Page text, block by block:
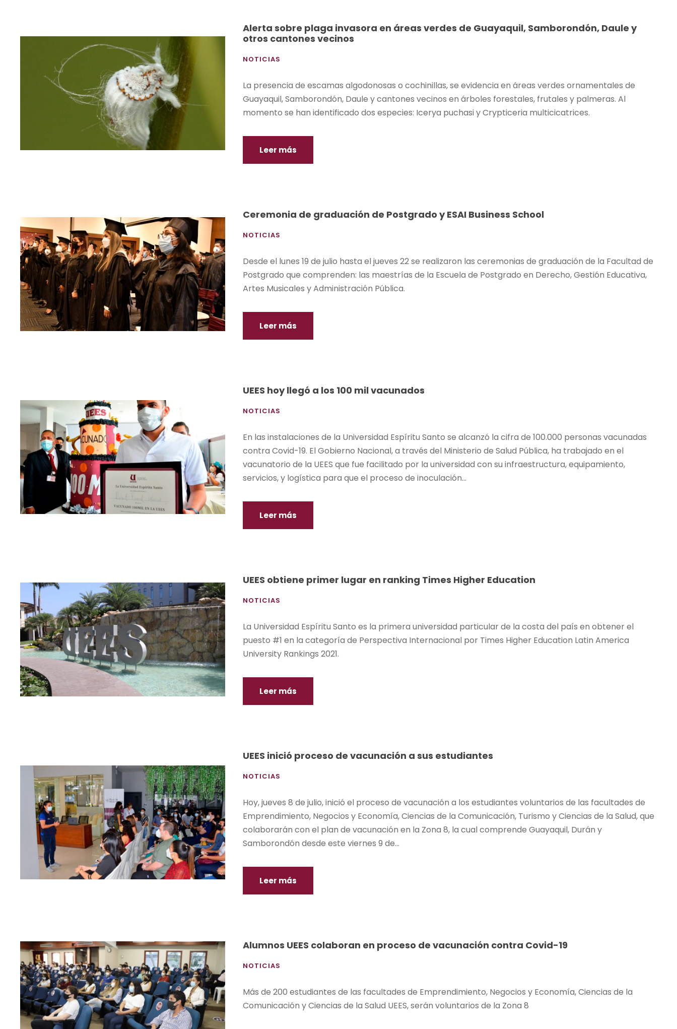
Alerta sobre plaga invasora en áreas verdes de Guayaquil, Samborondón, Daule y
otros cantones vecinos
NOTICIAS
La presencia de escamas algodonosas o cochinillas, se evidencia en áreas verdes ornamentales de
Guayaquil, Samborondón, Daule y cantones vecinos en árboles forestales, frutales y palmeras. Al
momento se han identificado dos especies: Icerya puchasi y Crypticeria multicicatrices.
Leer más
Ceremonia de graduación de Postgrado y ESAI Business School
NOTICIAS
Desde el lunes 19 de julio hasta el jueves 22 se realizaron las ceremonias de graduación de la Facultad de
Postgrado que comprenden: las maestrías de la Escuela de Postgrado en Derecho, Gestión Educativa,
Artes Musicales y Administración Pública.
Leer más
UEES hoy llegó a los 100 mil vacunados
NOTICIAS
En las instalaciones de la Universidad Espíritu Santo se alcanzó la cifra de 100.000 personas vacunadas
contra Covid-19. El Gobierno Nacional, a través del Ministerio de Salud Pública, ha trabajado en el
vacunatorio de la UEES que fue facilitado por la universidad con su infraestructura, equipamiento,
servicios, y logística para que el proceso de inoculación...
Leer más
UEES obtiene primer lugar en ranking Times Higher Education
NOTICIAS
La Universidad Espíritu Santo es la primera universidad particular de la costa del país en obtener el
puesto #1 en la categoría de Perspectiva Internacional por Times Higher Education Latin America
University Rankings 2021.
Leer más
UEES inició proceso de vacunación a sus estudiantes
NOTICIAS
Hoy, jueves 8 de julio, inició el proceso de vacunación a los estudiantes voluntarios de las facultades de
Emprendimiento, Negocios y Economía, Ciencias de la Comunicación, Turismo y Ciencias de la Salud, que
colaborarán con el plan de vacunación en la Zona 8, la cual comprende Guayaquil, Durán y
Samborondón desde este viernes 9 de...
Leer más
Alumnos UEES colaboran en proceso de vacunación contra Covid-19
NOTICIAS
Más de 200 estudiantes de las facultades de Emprendimiento, Negocios y Economía, Ciencias de la
Comunicación y Ciencias de la Salud UEES, serán voluntarios de la Zona 8